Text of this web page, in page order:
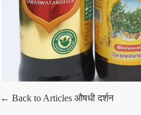
← Back to Articles औषधी दर्शन